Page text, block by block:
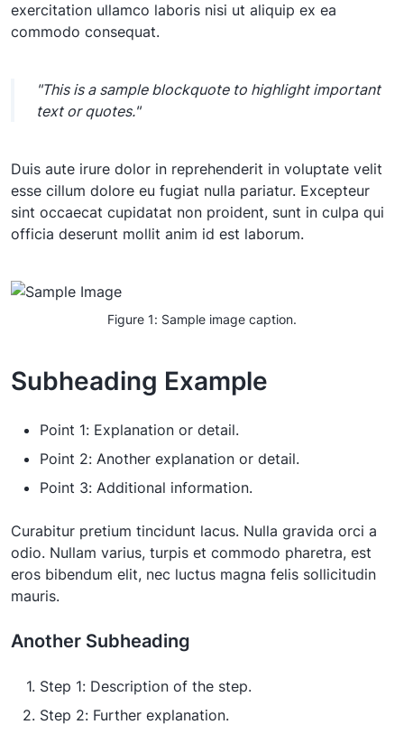
exercitation ullamco laboris nisi ut aliquip ex ea
commodo consequat.
"This is a sample blockquote to highlight important
text or quotes."
Duis aute irure dolor in reprehenderit in voluptate velit
esse cillum dolore eu fugiat nulla pariatur. Excepteur
sint occaecat cupidatat non proident, sunt in culpa qui
officia deserunt mollit anim id est laborum.
Figure 1: Sample image caption.
Subheading Example
Point 1: Explanation or detail.
Point 2: Another explanation or detail.
Point 3: Additional information.
Curabitur pretium tincidunt lacus. Nulla gravida orci a
odio. Nullam varius, turpis et commodo pharetra, est
eros bibendum elit, nec luctus magna felis sollicitudin
mauris.
Another Subheading
Step 1: Description of the step.
Step 2: Further explanation.